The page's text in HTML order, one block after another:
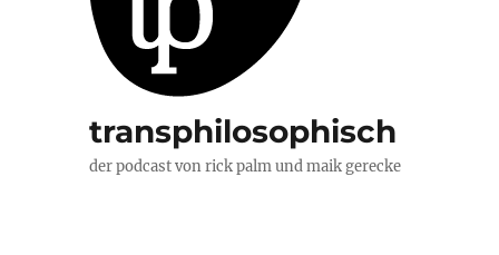
transphilosophisch
der podcast von rick palm und maik gerecke